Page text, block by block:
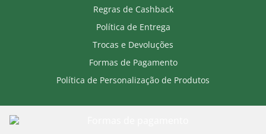
Regras de Cashback
Política de Entrega
Trocas e Devoluções
Formas de Pagamento
Política de Personalização de Produtos